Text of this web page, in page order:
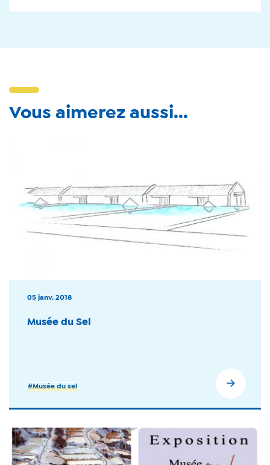
Vous aimerez aussi...
05 janv. 2018
Musée du Sel
#Musée du sel